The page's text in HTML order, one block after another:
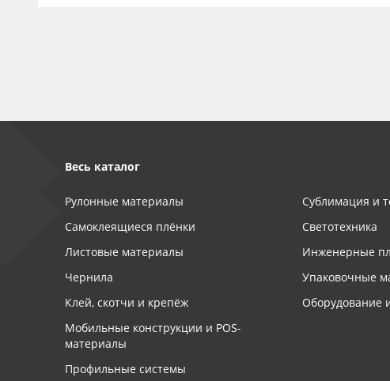
Весь каталог
Рулонные материалы
Самоклеящиеся плёнки
Листовые материалы
Чернила
Клей, скотчи и крепёж
Мобильные конструкции и POS-
материалы
Профильные системы
Сублимация и
Светотехника
Инженерные
Упаковочные
Оборудование